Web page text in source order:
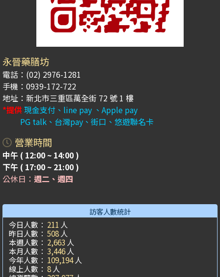
永晉藥膳坊
電話：(02) 2976-1281
手機：0939-172-722
地址：新北市三重區萬全街 72 號 1 樓
*提供現金支付、line pay 、Apple pay
PG talk、台灣pay、街口、悠遊聯名卡
營業時間
中午 ( 12:00 ~ 14:00 )
下午 ( 17:00 ~ 21:00 )
公休日： 週二、週四
訪客人數統計
今日人數： 211 人
昨日人數： 508 人
本週人數： 2,663 人
本月人數： 3,446 人
今年人數： 109,194 人
線上人數： 8 人